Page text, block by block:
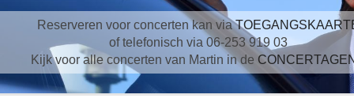
Reserveren voor concerten kan via
of telefonisch via 06-253 919 03
Kijk voor alle concerten van Martin in de